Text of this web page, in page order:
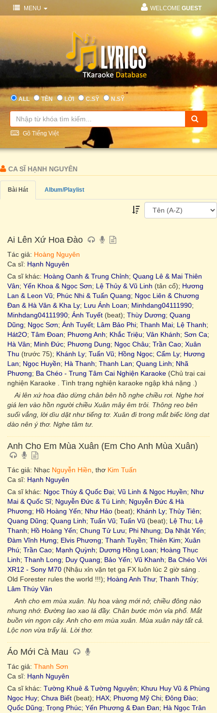
MENU WELCOME GUEST
ALL TÊN LỜI C.SỸ N.SỸ
Gõ Tiếng Việt
CA SĨ HẠNH NGUYÊN
Bài Hát Album/Playlist
Ai Lên Xứ Hoa Đào
Tác giả: Hoàng Nguyên
Ca sĩ: Hạnh Nguyên
Ca sĩ khác: Hoàng Oanh & Trung Chỉnh; Quang Lê & Mai Thiên
Vân; Yến Khoa & Ngọc Sơn; Lệ Thủy & Vũ Linh (tân cổ); Hương
Lan & Leon Vũ; Phúc Nhi & Tuấn Quang; Ngọc Liên & Chương
Đan & Hà Vân & Kha Ly; Lưu Ánh Loan; Minhdang04111990;
Minhdang04111990; Ánh Tuyết (beat); Thùy Dương; Quang
Dũng; Ngọc Sơn; Ánh Tuyết; Lâm Bảo Phi; Thanh Mai; Lệ Thanh;
Hát2O; Tâm Đoan; Phương Anh; Khắc Triệu; Vân Khánh; Sơn Ca;
Hà Vân; Minh Đức; Phương Dung; Ngọc Châu; Trần Cao; Xuân
Thu (trước 75); Khánh Ly; Tuấn Vũ; Hồng Ngọc; Cẩm Ly; Hương
Lan; Ngọc Huyền; Hà Thanh; Thanh Lan; Quang Linh; Nhã
Phương; Ba Chéo - Trung Tâm Cai Nghiện Karaoke (Chủ trại cai
nghiện Karaoke . Tình trạng nghiện karaoke ngập khá nặng .)
Ai lên xứ hoa đào dừng chân bên hồ nghe chiều rơi. Nghe hơi
giá len vào hồn người chiều Xuân mây êm trôi. Thông reo bên
suối vắng, lời dìu dặt như tiếng tơ. Xuân đi trong mắt biếc lòng dạt
dào nên ý thơ. Nghe tâm tư.
Anh Cho Em Mùa Xuân (Em Cho Anh Mùa Xuân)
Tác giả: Nhạc Nguyễn Hiền , thơ Kim Tuấn
Ca sĩ: Hạnh Nguyên
Ca sĩ khác: Ngọc Thúy & Quốc Đại; Vũ Linh & Ngọc Huyền; Như
Mai & Quốc Sĩ; Nguyễn Đức & Tú Linh; Nguyễn Đức & Hà
Phương; Hồ Hoàng Yến; Như Hảo (beat); Khánh Ly; Thủy Tiên;
Quang Dũng; Quang Linh; Tuấn Vũ; Tuấn Vũ (beat); Lệ Thu; Lệ
Thanh; Hồ Hoàng Yến; Chung Tử Lưu; Phi Nhung; Dạ Nhật Yến;
Đàm Vĩnh Hưng; Elvis Phương; Thanh Tuyền; Thiên Kim; Xuân
Phú; Trần Cao; Mạnh Quỳnh; Dương Hồng Loan; Hoàng Thục
Linh; Thanh Long; Duy Quang; Bảo Yến; Vũ Khanh; Ba Chéo Với
XR12 - Sony M70 (Nhậu xỉn vặn tẹt ga FX luôn lúc 2 giờ sáng .
Old Forester rules the world !!!); Hoàng Anh Thư; Thanh Thúy;
Lâm Thúy Vân
Anh cho em mùa xuân. Nụ hoa vàng mới nở, chiều đông nào
nhung nhớ. Đường lao xao lá đầy. Chân bước mòn vỉa phố. Mắt
buồn vin ngọn cây. Anh cho em mùa xuân. Mùa xuân này tất cả.
Lộc non vừa trẩy lá. Lời thơ.
Áo Mới Cà Mau
Tác giả: Thanh Sơn
Ca sĩ: Hạnh Nguyên
Ca sĩ khác: Tường Khuê & Tường Nguyên; Khưu Huy Vũ & Phùng
Ngọc Huy; Chưa Biết (beat); HAX; Phương Mỹ Chi; Đông Đào;
Quốc Dũng; Trọng Phúc; Yến Phương & Đan Đan; Hà Ngọc Trân